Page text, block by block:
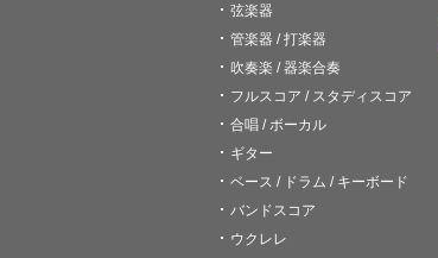
弦楽器
管楽器 / 打楽器
吹奏楽 / 器楽合奏
フルスコア / スタディスコア
合唱 / ボーカル
ギター
ベース / ドラム / キーボード
バンドスコア
ウクレレ